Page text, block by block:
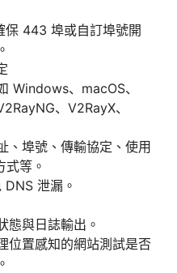
443 埠或自訂埠號開
Windows、macOS、
、V2RayX、
、埠號、傳輸協定、使用
等。
泄漏。
態與日誌輸出。
位置感知的網站測試是否